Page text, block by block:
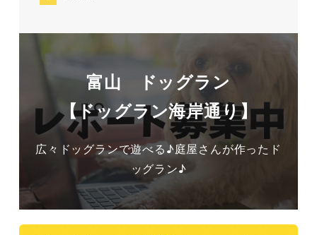
富山 ドッグラン
【ドッグラン海岸通り】
広々ドッグランで遊べる♪庭屋さんが作ったド
ッグラン♪